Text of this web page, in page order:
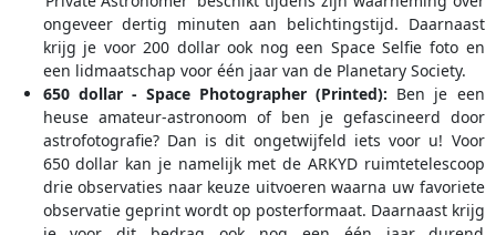
ongeveer dertig minuten aan belichtingstijd. Daarnaast
krijg je voor 200 dollar ook nog een Space Selfie foto en
een lidmaatschap voor één jaar van de Planetary Society.
650 dollar - Space Photographer (Printed): Ben je een
heuse amateur-astronoom of ben je gefascineerd door
astrofotografie? Dan is dit ongetwijfeld iets voor u! Voor
650 dollar kan je namelijk met de ARKYD ruimtetelescoop
drie observaties naar keuze uitvoeren waarna uw favoriete
observatie geprint wordt op posterformaat. Daarnaast krijg